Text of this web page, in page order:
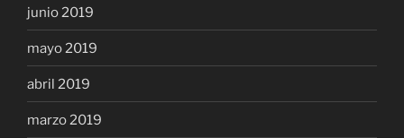
junio 2019
mayo 2019
abril 2019
marzo 2019